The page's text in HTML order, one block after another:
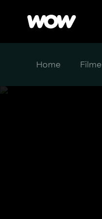
Home